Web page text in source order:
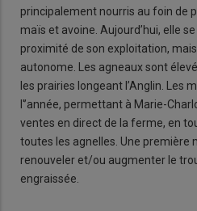
principalement nourris au foin de
maïs et avoine. Aujourd’hui, elle
proximité de son exploitation,
autonome. Les agneaux sont
les prairies longeant l’Anglin. Les
l'’année, permettant à Marie-
ventes en direct de la ferme, en
toutes les agnelles. Une première
renouveler et/ou augmenter le
engraissée.